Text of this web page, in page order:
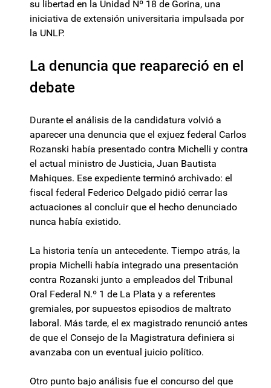
su libertad en la Unidad Nº 18 de Gorina, una
iniciativa de extensión universitaria impulsada por
la UNLP.
La denuncia que reapareció en el
debate
Durante el análisis de la candidatura volvió a
aparecer una denuncia que el exjuez federal Carlos
Rozanski había presentado contra Michelli y contra
el actual ministro de Justicia, Juan Bautista
Mahiques. Ese expediente terminó archivado: el
fiscal federal Federico Delgado pidió cerrar las
actuaciones al concluir que el hecho denunciado
nunca había existido.
La historia tenía un antecedente. Tiempo atrás, la
propia Michelli había integrado una presentación
contra Rozanski junto a empleados del Tribunal
Oral Federal N.º 1 de La Plata y a referentes
gremiales, por supuestos episodios de maltrato
laboral. Más tarde, el ex magistrado renunció antes
de que el Consejo de la Magistratura definiera si
avanzaba con un eventual juicio político.
Otro punto bajo análisis fue el concurso del que